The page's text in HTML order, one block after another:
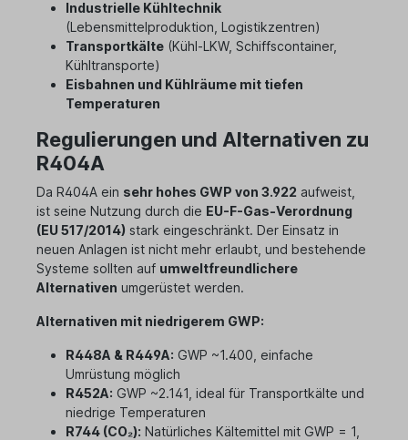
Industrielle Kühltechnik
(Lebensmittelproduktion, Logistikzentren)
Transportkälte (Kühl-LKW, Schiffscontainer,
Kühltransporte)
Eisbahnen und Kühlräume mit tiefen
Temperaturen
Regulierungen und Alternativen zu
R404A
Da R404A ein sehr hohes GWP von 3.922 aufweist,
ist seine Nutzung durch die EU-F-Gas-Verordnung
(EU 517/2014) stark eingeschränkt. Der Einsatz in
neuen Anlagen ist nicht mehr erlaubt, und bestehende
Systeme sollten auf umweltfreundlichere
Alternativen umgerüstet werden.
Alternativen mit niedrigerem GWP:
R448A & R449A: GWP ~1.400, einfache
Umrüstung möglich
R452A: GWP ~2.141, ideal für Transportkälte und
niedrige Temperaturen
R744 (CO₂): Natürliches Kältemittel mit GWP = 1,